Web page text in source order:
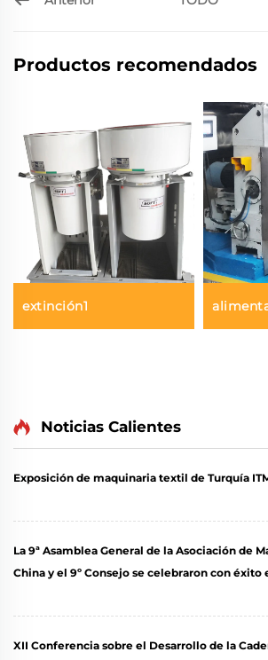
Productos recomendados
extinción1
Noticias Calientes
Exposición de maquinaria textil de Turquía
La 9ª Asamblea General de la Asociación de
China y el 9º Consejo se celebraron con éxito
XII Conferencia sobre el Desarrollo de la